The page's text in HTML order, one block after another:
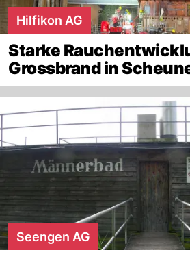
Hilfikon AG
Starke
Grossbrand in
Seengen AG